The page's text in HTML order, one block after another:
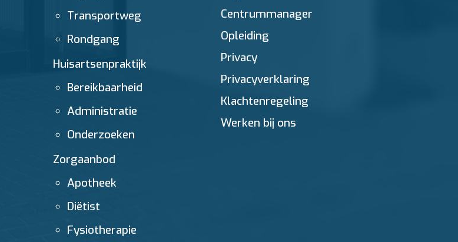
Transportweg
Rondgang
Huisartsenpraktijk
Bereikbaarheid
Administratie
Onderzoeken
Zorgaanbod
Apotheek
Diëtist
Fysiotherapie
Centrummanager
Opleiding
Privacy
Privacyverklaring
Klachtenregeling
Werken bij ons